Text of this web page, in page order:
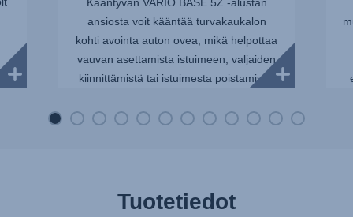
ansiosta voit kääntää turvakaukalon
kohti avointa auton ovea, mikä helpottaa
vauvan asettamista istuimeen, valjaiden
kiinnittämistä tai istuimesta poistamista.
Tuotetiedot